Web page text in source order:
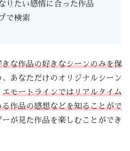
りたい感情に合った作品
で検索
な作品の好きなシーンのみを保
、あなただけのオリジナルシーン
エモートラインではリアルタイム
作品の感想などを知ることがで
が見た作品を楽しむことができ